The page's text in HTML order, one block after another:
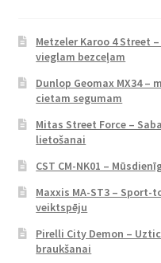
Metzeler Karoo 4 Street
vieglam bezceļam
Dunlop Geomax MX34
cietam segumam
Mitas Street Force –
lietošanai
CST CM-NK01 –
Maxxis MA-ST3 –
veiktspēju
Pirelli City Demon –
braukšanai